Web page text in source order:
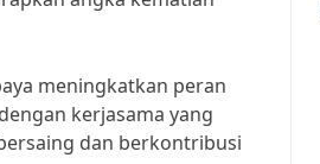
meningkatkan peran
kerjasama yang
dan berkontribusi